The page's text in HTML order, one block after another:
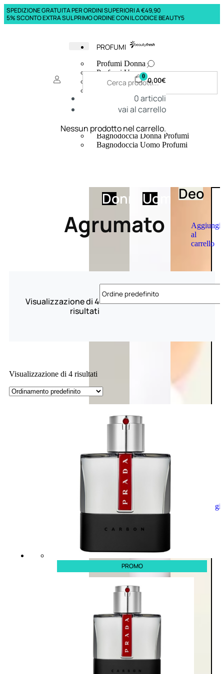
SPEDIZIONE GRATUITA PER ORDINI SUPERIORI A €49,90
5% SCONTO EXTRA SUL PRIMO ORDINE CON IL CODICE BEAUTY5
PROFUMI
Profumi Donna
Profumi Uomo
Deodoranti Donna
Corpo Donna
Corpo Uomo
Creme Mani
Bagnodoccia Donna Profumi
Bagnodoccia Uomo Profumi
DonnaUomoDeo
Aggiungi
al
carrello
Aggiungi
0 0,00€
0articoli
vai al carrello
Nessun prodotto nel carrello.
Agrumato
Visualizzazione di 4
risultati
Visualizzazione di 4 risultati
PROMO